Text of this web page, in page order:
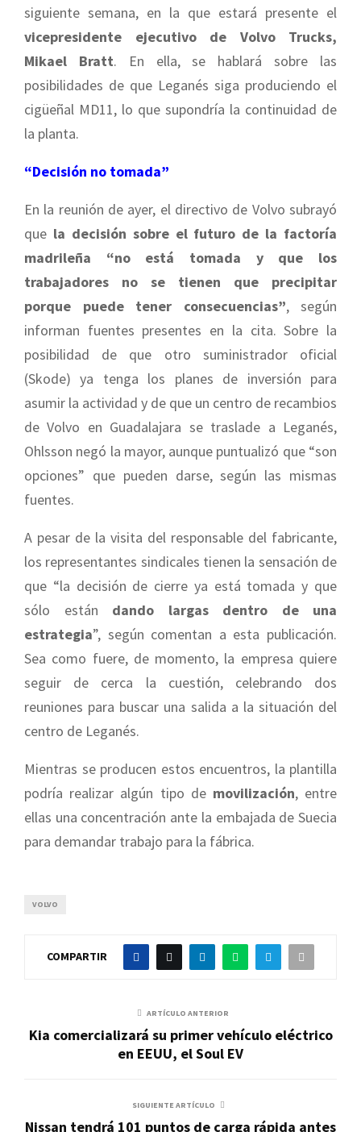
siguiente semana, en la que estará presente el
vicepresidente ejecutivo de Volvo Trucks,
Mikael Bratt. En ella, se hablará sobre las
posibilidades de que Leganés siga produciendo el
cigüeñal MD11, lo que supondría la continuidad de
la planta.
“Decisión no tomada”
En la reunión de ayer, el directivo de Volvo subrayó
que la decisión sobre el futuro de la factoría
madrileña “no está tomada y que los
trabajadores no se tienen que precipitar
porque puede tener consecuencias”, según
informan fuentes presentes en la cita. Sobre la
posibilidad de que otro suministrador oficial
(Skode) ya tenga los planes de inversión para
asumir la actividad y de que un centro de recambios
de Volvo en Guadalajara se traslade a Leganés,
Ohlsson negó la mayor, aunque puntualizó que “son
opciones” que pueden darse, según las mismas
fuentes.
A pesar de la visita del responsable del fabricante,
los representantes sindicales tienen la sensación de
que “la decisión de cierre ya está tomada y que
sólo están dando largas dentro de una
estrategia”, según comentan a esta publicación.
Sea como fuere, de momento, la empresa quiere
seguir de cerca la cuestión, celebrando dos
reuniones para buscar una salida a la situación del
centro de Leganés.
Mientras se producen estos encuentros, la plantilla
podría realizar algún tipo de movilización, entre
ellas una concentración ante la embajada de Suecia
para demandar trabajo para la fábrica.
VOLVO
COMPARTIR
ARTÍCULO ANTERIOR
Kia comercializará su primer vehículo eléctrico
en EEUU, el Soul EV
SIGUIENTE ARTÍCULO
Nissan tendrá 101 puntos de carga rápida antes